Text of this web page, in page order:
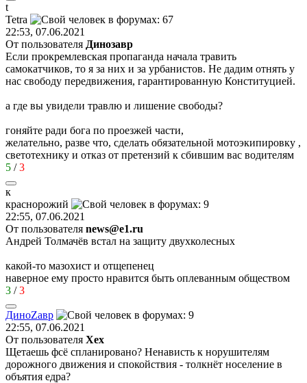
t
Tetra
22:53, 07.06.2021
От пользователя Динозавp
Если прокремлевская пропаганда начала травить
самокатчиков, то я за них и за урбанистов. Не дадим отнять у
нас свободу передвижения, гарантированную Конституцией.
а где вы увидели травлю и лишение свободы?
гоняйте ради бога по проезжей части,
желательно, разве что, сделать обязательной мотоэкипировку ,
светотехнику и отказ от претензий к сбившим вас водителям
5 /3
к
краснорожий
22:55, 07.06.2021
От пользователя news@e1.ru
Андрей Толмачёв встал на защиту двухколесных
какой-то мазохист и отщепенец
наверное ему просто нравится быть оплеванным обществом
3 /3
ДиноZавp
22:55, 07.06.2021
От пользователя Хех
Щетаешь фсё спланировано? Ненависть к норушителям
дорожного движения и спокойствия - толкнёт ноcеление в
объятия едра?